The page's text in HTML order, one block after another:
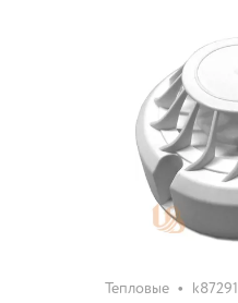
Тепловые • k87291